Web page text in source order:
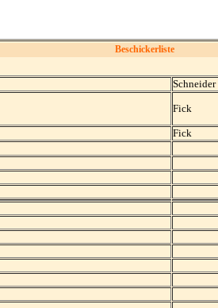
Beschickerliste
Schneider
Fick
Fick